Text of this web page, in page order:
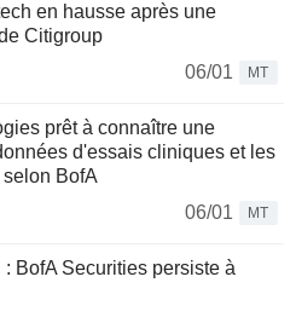
en hausse après une
Citigroup
06/01
MT
prêt à connaître une
d'essais cliniques et les
BofA
06/01
MT
BofA Securities persiste à